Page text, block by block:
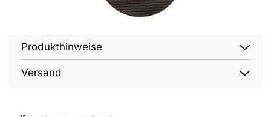
Produkthinweise
Versand